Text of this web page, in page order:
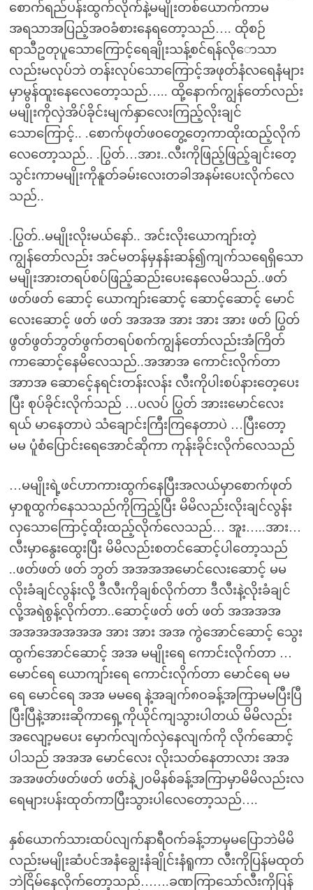
စောက်ရည်ပန်းထွက်လိုက်နဲ့မမျိုးတစ်ယောက်ကာမ
အရသာအပြည့်အဝခံစားနေရတော့သည်…. ထိုစဉ်
ရာသီဥတုပူသောကြောင့်ရေချိုးသန့်စင်ရန်လိုောသာ
လည်းမလုပ်ဘဲ တန်းလုပ်သောကြောင့်အဖုတ်နံလရေနံများ
မှာမွန်ထူးနေလေတော့သည်….. ထို့နောက်ကျွန်တော်လည်း
မမျိုးကိုလှဲအိပ်ခိုင်းမျက်နှာလေးကြည့်လိုးချင်
သောကြောင့်.. .စောက်ဖုတ်ဖဝတွေ့တေ့ကာထိုးထည့်လိုက်
လေတော့သည်.. .ပြွတ်…အား..လီးကိုဖြည့်ဖြည့်ချင်းတေ့
သွင်းကာမမျိုးကိုနူတ်ခမ်းလေးတခါအနမ်းပေးလိုက်လေ
သည်..
.ပြွတ်..မမျိုးလိုးမယ်နော်.. အင်းလိုးယောကျာ်းတဲ့
ကျွန်တော်လည်း အင်မတန်မှနန်းဆန်၍ကျက်သရေရှိသော
မမျိုးအားတရပ်စပ်ဖြည့်ဆည်းပေးနေလေမိသည်..ဖတ်
ဖတ်ဖတ် ဆောင့် ယောကျာ်းဆောင့် ဆောင့်ဆောင့် မောင်
လေးဆောင့် ဖတ် ဖတ် အအအ အား အား အား ဖတ် ပြွတ်
ဖွတ်ဖွတ်ဘွတ်ဖွက်တရပ်စက်ကျွန်တော်လည်းအံကြိတ်
ကာဆောင့်နေမိလေသည်..အအာအ ကောင်းလိုက်တာ
အာာအ ဆောင်ေ့နရင်းတန်းလန်း လီးကိုပါးစပ်နားတေ့ပေး
ပြီး စုပ်ခိုင်းလိုက်သည် …ပလပ် ပြွတ် အားးမောင်လေး
ရယ် မာနေတာပဲ သံချောင်းကြီးကြနေတာပဲ …ပြီးတော့
မမ ပူံစံပြောင်းရေအောင်ဆိုကာ ကုန်းခိုင်းလိုက်လေသည်
…မမျိုးရဲ့ဖင်ဟာကားထွက်နေပြီးအလယ်မှာစောက်ဖုတ်
မှာစူထွက်နေသသည်ကိုကြည့်ပြီး မိမိလည်းလိုးချင်လွန်း
လှသောကြောင့်ထိုးထည့်လိုက်လေသည်… အူး…..အား…
လီးမှာနွေးထွေးပြီး မိမိလည်းစတင်ဆောင့်ပါတော့သည်
..ဖတ်ဖတ် ဖတ် ဘွတ် အအအအမောင်လေးဆောင့် မမ
လိုးခံချင်လွန်းလို့ ဒီလီးကိုချစ်လိုက်တာ ဒီလီးနဲ့လိုးခံချင်
လို့အရဲစွန့်လိုက်တာ..ဆောင့်ဖတ် ဖတ် ဖတ် အအအအ
အအအအအအအ အား အား အအ ကွဲအောင်ဆောင့် သွေး
ထွက်အောင်ဆောင့် အအ မမျိုးရေ ကောင်းလိုက်တာ …
မောင်ရေ ယောကျာ်းရေ ကောင်းလိုက်တာ မောင်ရေ မမ
ရေ မောင်ရေ အအ မမရေ နဲ့အချက်၈၀ခန့်အကြာမမပြီးပြီ
ပြီးပြီနဲ့အားးဆိုကာရှေ့ကိုယိုင်ကျသွားပါတယ် မိမိလည်း
အလျော့မပေး မှောက်လျက်လှဲနေလျက်ကို လိုက်ဆောင့်
ပါသည် အအအ မောင်လေး လိုးသတ်နေတာလား အအ
အအဖတ်ဖတ်ဖတ် ဖတ်နဲ့၂၀မိနစ်ခန့်အကြာမှာမိမိလည်းလ
ရေများပန်းထုတ်ကာပြီးသွားပါလေတော့သည်….
နှစ်ယောက်သားထပ်လျက်နာရီဝက်ခန့်ဘာမှမပြောဘဲမိမိ
လည်းမမျိုးဆံပင်အနံချွေးနံချိုင်းနံရူကာ လီးကိုပြန်မထုတ်
ဘဲငြိမ်နေလိုက်တော့သည်…….ခဏကြာသော်လီးကိုပြန်